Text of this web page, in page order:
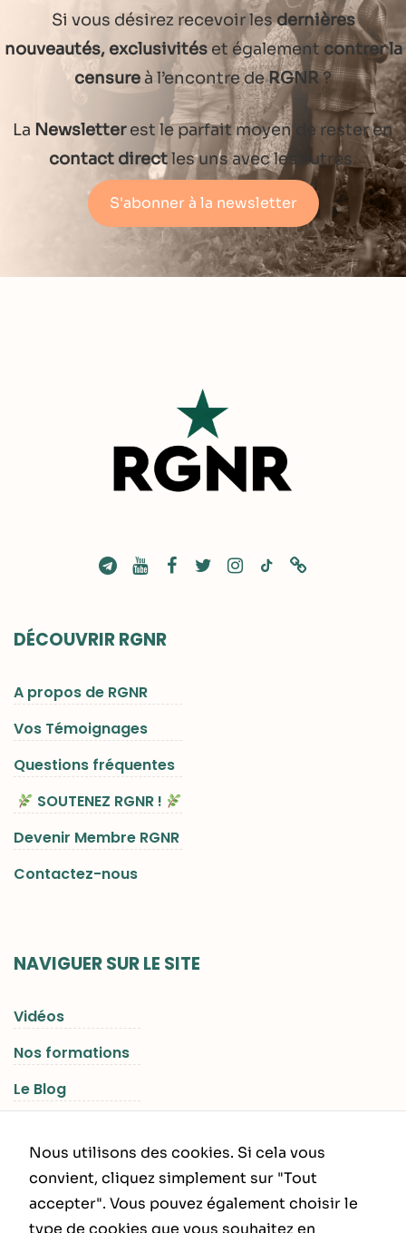
Si vous désirez recevoir lesdernières
nouveautés, exclusivitéset également contrer la
censureà l’encontre deRGNR?
La Newsletterest le parfait moyen de rester en
contact directles uns avec les autres.
S'abonner à la newsletter
DÉCOUVRIR RGNR
A propos de RGNR
Vos Témoignages
Questions fréquentes
SOUTENEZ RGNR !
Devenir Membre RGNR
Contactez-nous
NAVIGUER SUR LE SITE
Vidéos
Nos formations
Le Blog
INFORMATIONS LÉGALES
Nous utilisons des cookies. Si cela vous
convient, cliquez simplement sur "Tout
accepter". Vous pouvez également choisir le
type de cookies que vous souhaitez en